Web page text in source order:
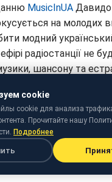
MusicInUA
на молодих
модний
радіостанції не
шансону та
перше
Radio1.ua.
cookie
cookie для анализа
Прочитайте нашу
Подробнее